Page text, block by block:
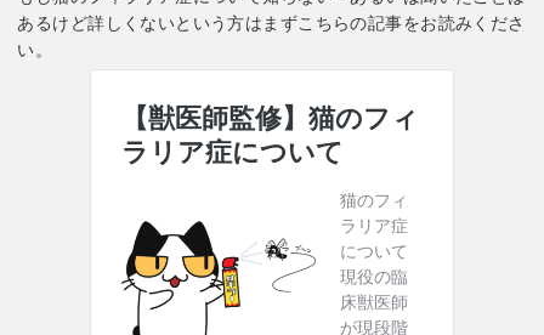
あるけど詳しくないという方はまずこちらの記事をお読みくださ
い。